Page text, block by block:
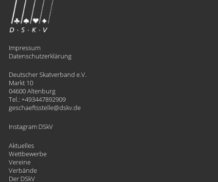
Impressum
Datenschutzerklärung
Deutscher Skatverband e.V.
Markt 10
04600 Altenburg
Tel.: +493447892909
geschaeftsstelle
​dskv.de
Instagram DSkV
Aktuelles
Wettbewerbe
Vereine
Verbände
Der DSkV